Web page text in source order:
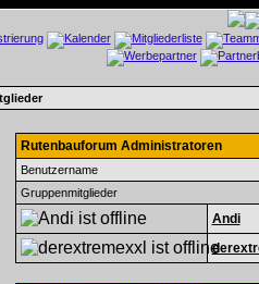
Rutenbauforum Administratoren
Benutzername
Gruppenmitglieder
Andi